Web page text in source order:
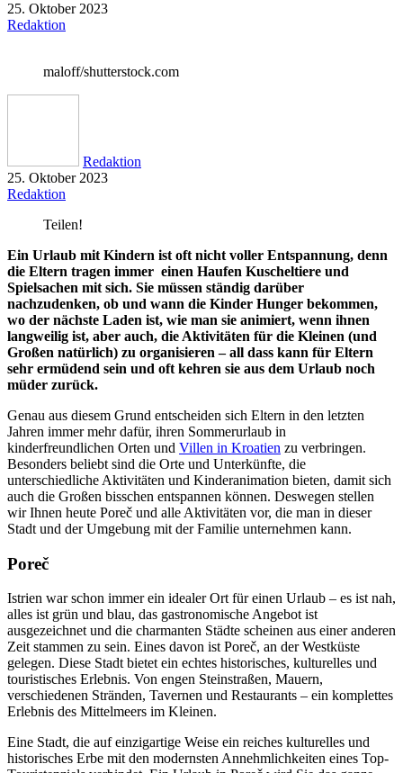
25. Oktober 2023
Redaktion
maloff/shutterstock.com
Redaktion
25. Oktober 2023
Redaktion
Teilen!
Ein Urlaub mit Kindern ist oft nicht voller Entspannung, denn
die Eltern tragen immer einen Haufen Kuscheltiere und
Spielsachen mit sich. Sie müssen ständig darüber
nachzudenken, ob und wann die Kinder Hunger bekommen,
wo der nächste Laden ist, wie man sie animiert, wenn ihnen
langweilig ist, aber auch, die Aktivitäten für die Kleinen (und
Großen natürlich) zu organisieren – all dass kann für Eltern
sehr ermüdend sein und oft kehren sie aus dem Urlaub noch
müder zurück.
Genau aus diesem Grund entscheiden sich Eltern in den letzten
Jahren immer mehr dafür, ihren Sommerurlaub in
kinderfreundlichen Orten und Villen in Kroatien zu verbringen.
Besonders beliebt sind die Orte und Unterkünfte, die
unterschiedliche Aktivitäten und Kinderanimation bieten, damit sich
auch die Großen bisschen entspannen können. Deswegen stellen
wir Ihnen heute Poreč und alle Aktivitäten vor, die man in dieser
Stadt und der Umgebung mit der Familie unternehmen kann.
Poreč
Istrien war schon immer ein idealer Ort für einen Urlaub – es ist nah,
alles ist grün und blau, das gastronomische Angebot ist
ausgezeichnet und die charmanten Städte scheinen aus einer anderen
Zeit stammen zu sein. Eines davon ist Poreč, an der Westküste
gelegen. Diese Stadt bietet ein echtes historisches, kulturelles und
touristisches Erlebnis. Von engen Steinstraßen, Mauern,
verschiedenen Stränden, Tavernen und Restaurants – ein komplettes
Erlebnis des Mittelmeers im Kleinen.
Eine Stadt, die auf einzigartige Weise ein reiches kulturelles und
historisches Erbe mit den modernsten Annehmlichkeiten eines Top-